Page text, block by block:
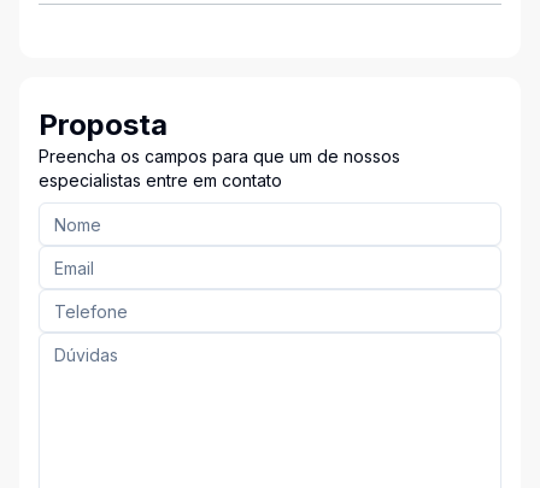
Proposta
Preencha os campos para que um de nossos
especialistas entre em contato